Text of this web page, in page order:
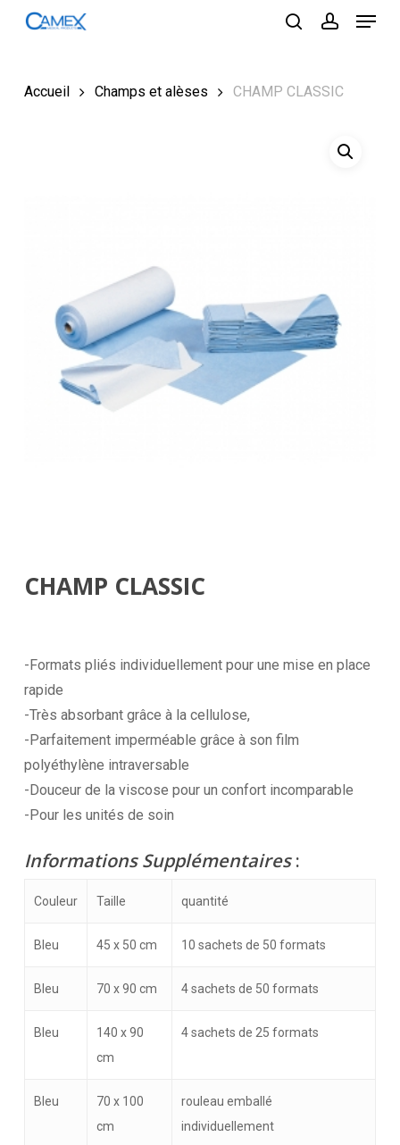
content
Menu
Accueil Champs et alèses CHAMP CLASSIC
CHAMP CLASSIC
-Formats pliés individuellement pour une mise en place
rapide
-Très absorbant grâce à la cellulose,
-Parfaitement imperméable grâce à son film
polyéthylène intraversable
-Douceur de la viscose pour un confort incomparable
-Pour les unités de soin
Informations Supplémentaires:
Couleur Taille quantité
Bleu 45 x 50 cm 10 sachets de 50 formats
Bleu 70 x 90 cm 4 sachets de 50 formats
Bleu
140 x 90
cm
4 sachets de 25 formats
Bleu
70 x 100
cm
rouleau emballé
individuellement